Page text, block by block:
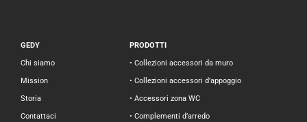
GEDY
Chi siamo
Mission
Storia
Contattaci
PRODOTTI
• Collezioni accessori da muro
• Collezioni accessori d’appoggio
• Accessori zona WC
• Complementi d’arredo